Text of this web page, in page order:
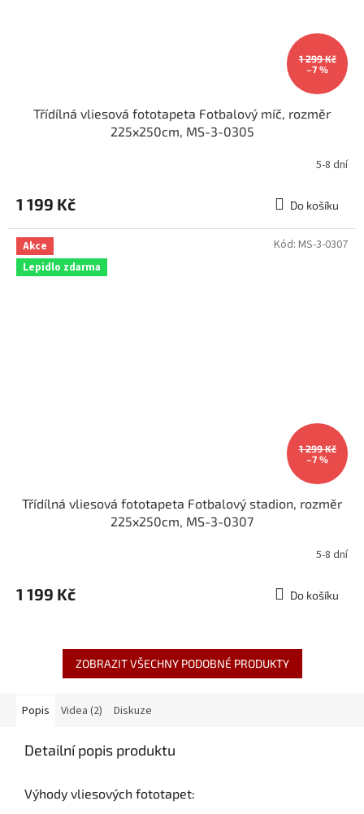
1 299 Kč
–7 %
Třídílná vliesová fototapeta Fotbalový míč, rozměr
225x250cm, MS-3-0305
5-8 dní
1 199 Kč Do košíku
Akce
Lepidlo zdarma
1 299 Kč
–7 %
Třídílná vliesová fototapeta Fotbalový stadion, rozměr
225x250cm, MS-3-0307
5-8 dní
1 199 Kč Do košíku
Kód: MS-3-0307
ZOBRAZIT VŠECHNY PODOBNÉ PRODUKTY
Popis Videa (2) Diskuze
Detailní popis produktu
Výhody vliesových fototapet: